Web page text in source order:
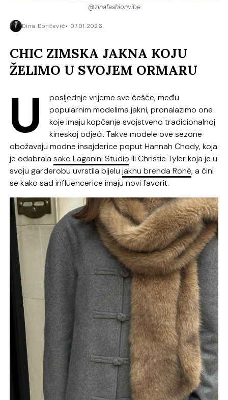
@zinafashionvibe
Dina Dončević 07.01.2026.
CHIC ZIMSKA JAKNA KOJU
ŽELIMO U SVOJEM ORMARU
U
posljednje vrijeme sve češće, među
popularnim modelima jakni, pronalazimo one
koje imaju kopčanje svojstveno tradicionalnoj
kineskoj odjeći. Takve modele ove sezone
obožavaju modne insajderice poput Hannah Chody, koja
je odabralasako Laganini Studio ili Christie Tyler koja je u
svoju garderobu uvrstila bijelujaknu brenda Rohé, a čini
se kako sad influencerice imaju novi favorit.